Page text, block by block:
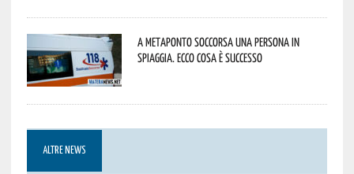
A Metaponto soccorsa una persona in
spiaggia. Ecco cosa è successo
ALTRE NEWS